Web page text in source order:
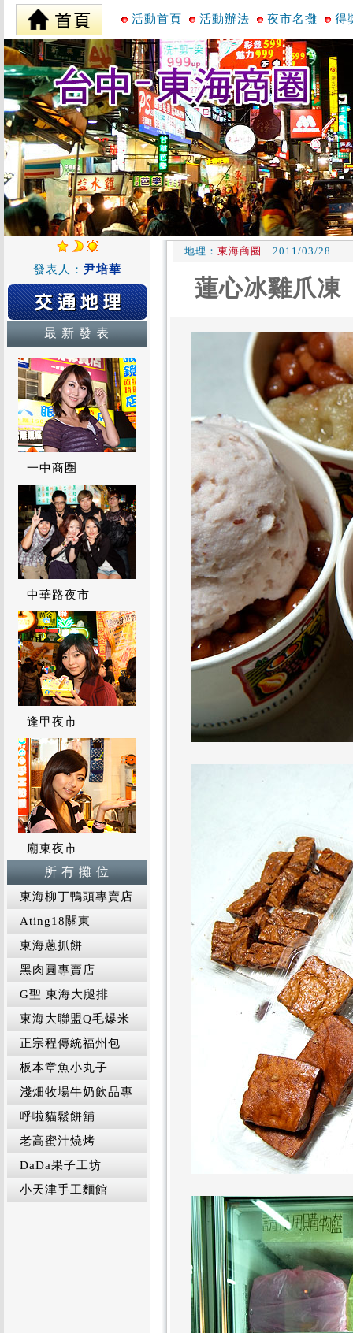
活動首頁 活動辦法 夜市名攤 得
發表人： 尹培華
最 新 發 表
一中商圈
中華路夜市
逢甲夜市
廟東夜市
所 有 攤 位
東海柳丁鴨頭專賣店
Ating18關東
東海蔥抓餅
黑肉圓專賣店
G聖 東海大腿排
東海大聯盟Q毛爆米
正宗程傳統福州包
板本章魚小丸子
淺畑牧場牛奶飲品專
呼啦貓鬆餅舖
老高蜜汁燒烤
DaDa果子工坊
小天津手工麵館
地理： 東海商圈 2011/03/28
蓮心冰雞爪凍